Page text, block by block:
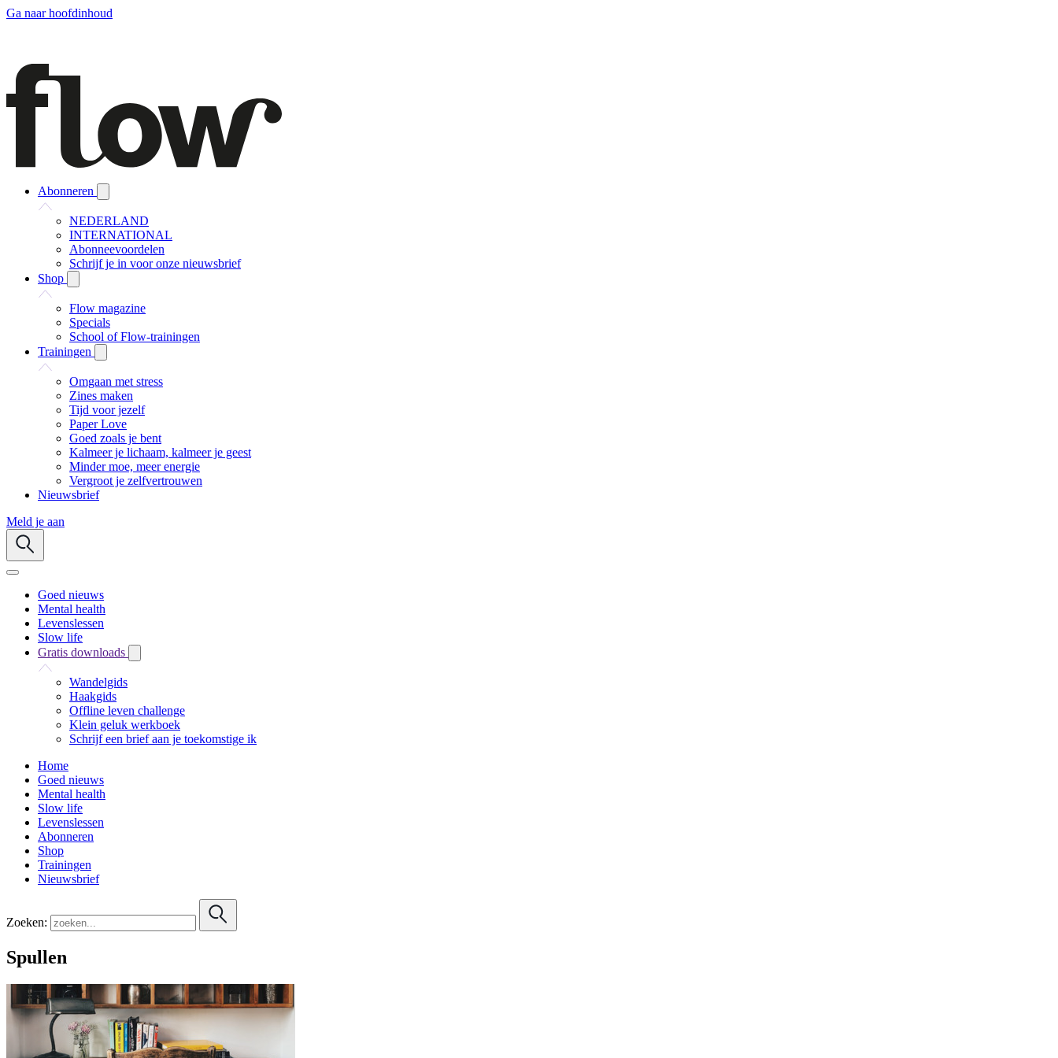
Ga naar hoofdinhoud
Abonneren
NEDERLAND
INTERNATIONAL
Abonneevoordelen
Schrijf je in voor onze nieuwsbrief
Shop
Flow magazine
Specials
School of Flow-trainingen
Trainingen
Omgaan met stress
Zines maken
Tijd voor jezelf
Paper Love
Goed zoals je bent
Kalmeer je lichaam, kalmeer je geest
Minder moe, meer energie
Vergroot je zelfvertrouwen
Nieuwsbrief
Meld je aan
Goed nieuws
Mental health
Levenslessen
Slow life
Gratis downloads
Wandelgids
Haakgids
Offline leven challenge
Klein geluk werkboek
Schrijf een brief aan je toekomstige ik
Home
Goed nieuws
Mental health
Slow life
Levenslessen
Abonneren
Shop
Trainingen
Nieuwsbrief
Zoeken:
Spullen